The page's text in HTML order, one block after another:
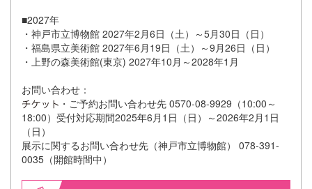
■2027年
・神戸市立博物館 2027年2月6日（土）～5月30日（日）
・福島県立美術館 2027年6月19日（土）～9月26日（日）
・上野の森美術館(東京) 2027年10月～2028年1月
お問い合わせ：
・ご予約お問い合わせ先 0570-08-9929（10:00～
18:00）受付対応期間2025年6月1日（日）～2026年2月1日
（日）
展示に関するお問い合わせ先（神戸市立博物館） 078-391-
0035（開館時間中）